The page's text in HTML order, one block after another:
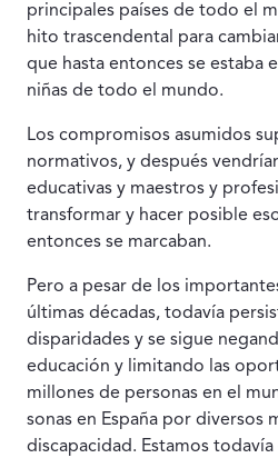
principales países de todo el
hito trascendental para
que hasta entonces se estaba
niñas de todo el mundo.
Los compromisos asumidos
norma­tivos, y después
educativas y maestros y
transformar y hacer posible
entonces se marcaban.
Pero a pesar de los
últimas décadas, todavía
disparidades y se sigue
educación y limitando las
millones de personas en el
sonas en España por diversos
discapacidad. Estamos